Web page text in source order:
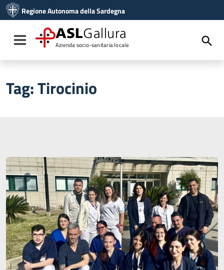
Vai al menu di navigazione
Vai al footer
Regione Autonoma della Sardegna
Toggle navigation
ASLGallura
Azienda socio-sanitaria locale
Tag:Tirocinio